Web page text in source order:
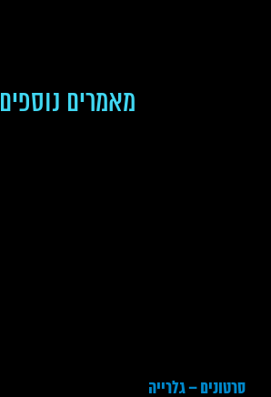
מאמרים נוספים
סרטונים – גלרייה